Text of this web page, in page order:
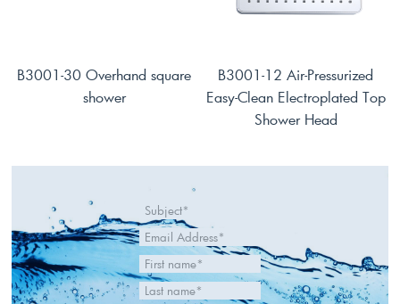
B3001-30 Overhand square
shower
B3001-12 Air-Pressurized
Easy-Clean Electroplated Top
Shower Head